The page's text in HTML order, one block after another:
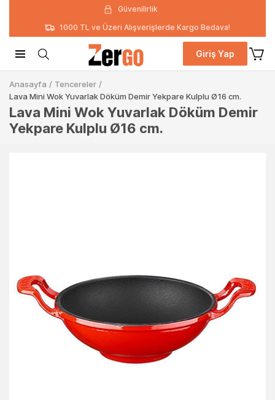
Güvenilirlik
1000 TL ve Üzeri Alışverişlerde Kargo Bedava!
Giriş Yap
Anasayfa / Tencereler /
Lava Mini Wok Yuvarlak Döküm Demir Yekpare Kulplu Ø16 cm.
Lava Mini Wok Yuvarlak Döküm Demir
Yekpare Kulplu Ø16 cm.